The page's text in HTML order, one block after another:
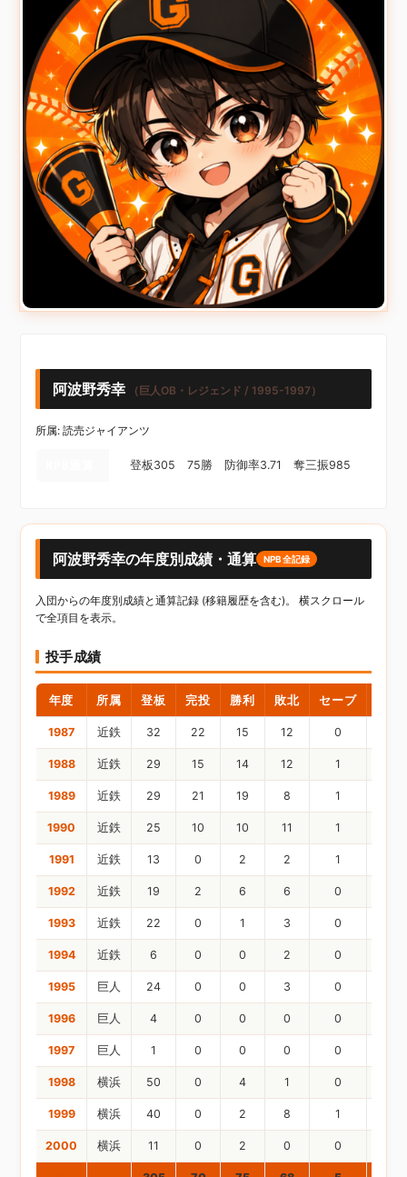
阿波野秀幸 （巨人OB・レジェンド / 1995-1997）
所属: 読売ジャイアンツ
登板305 75勝 防御率3.71 奪三振985
阿波野秀幸の年度別成績・通算 NPB全記録
入団からの年度別成績と通算記録 (移籍履歴を含む)。 横スクロール
で全項目を表示。
投手成績
年度 所属 登板 完投 勝利 敗北 セーブ
1987 近鉄 32 22 15 12 0
1988 近鉄 29 15 14 12 1
1989 近鉄 29 21 19 8 1
1990 近鉄 25 10 10 11 1
1991 近鉄 13 0 2 2 1
1992 近鉄 19 2 6 6 0
1993 近鉄 22 0 1 3 0
1994 近鉄 6 0 0 2 0
1995 巨人 24 0 0 3 0
1996 巨人 4 0 0 0 0
1997 巨人 1 0 0 0 0
1998 横浜 50 0 4 1 0
1999 横浜 40 0 2 8 1
2000 横浜 11 0 2 0 0